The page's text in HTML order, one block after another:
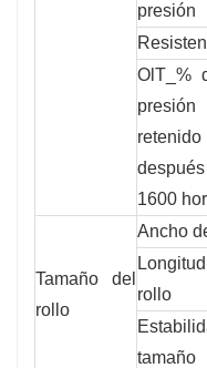
presión
OlT_%
presión
retenido
1600
Tamaño del
rollo
Ancho
rollo
tamaño